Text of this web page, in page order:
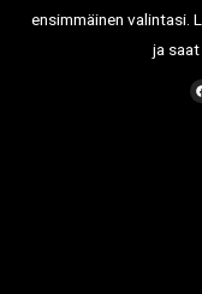
ensimmäinen valintasi.
ja